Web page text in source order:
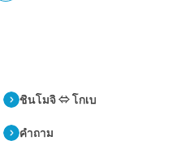
ชินโมจิ ⇔ โกเบ
คำถาม